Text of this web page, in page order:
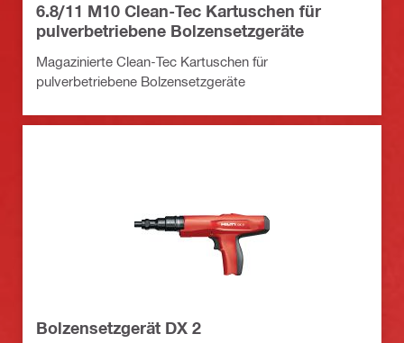
6.8/11 M10 Clean-Tec Kartuschen für
pulverbetriebene Bolzensetzgeräte
Magazinierte Clean-Tec Kartuschen für
pulverbetriebene Bolzensetzgeräte
Bolzensetzgerät DX 2